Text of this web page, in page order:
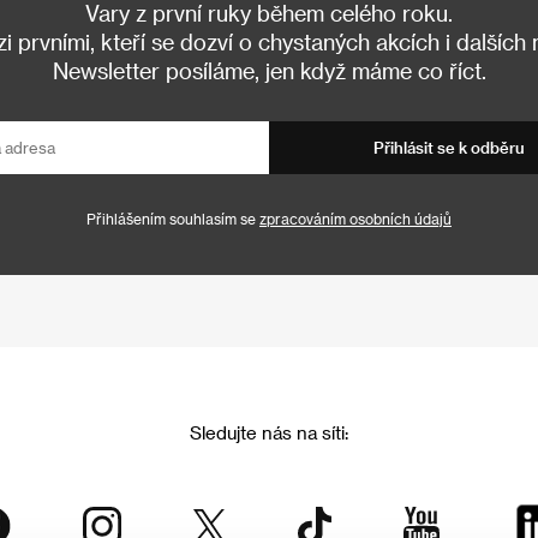
Vary z první ruky během celého roku.
prvními, kteří se dozví o chystaných akcích i dalších
Newsletter posíláme, jen když máme co říct.
Přihlásit se k odběru
Přihlášením souhlasím se zpracováním osobních údajů
Sledujte nás na síti: